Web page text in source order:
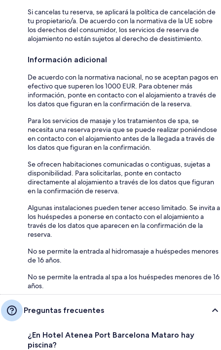
Si cancelas tu reserva, se aplicará la política de cancelación de
tu propietario/a. De acuerdo con la normativa de la UE sobre
los derechos del consumidor, los servicios de reserva de
alojamiento no están sujetos al derecho de desistimiento.
Información adicional
De acuerdo con la normativa nacional, no se aceptan pagos en
efectivo que superen los 1000 EUR. Para obtener más
información, ponte en contacto con el alojamiento a través de
los datos que figuran en la confirmación de la reserva.
Para los servicios de masaje y los tratamientos de spa, se
necesita una reserva previa que se puede realizar poniéndose
en contacto con el alojamiento antes de la llegada a través de
los datos que figuran en la confirmación.
Se ofrecen habitaciones comunicadas o contiguas, sujetas a
disponibilidad. Para solicitarlas, ponte en contacto
directamente al alojamiento a través de los datos que figuran
en la confirmación de reserva.
Algunas instalaciones pueden tener acceso limitado. Se invita a
los huéspedes a ponerse en contacto con el alojamiento a
través de los datos que aparecen en la confirmación de la
reserva.
No se permite la entrada al hidromasaje a huéspedes menores
de 16 años.
No se permite la entrada al spa a los huéspedes menores de 16
años.
Preguntas frecuentes
¿En Hotel Atenea Port Barcelona Mataro hay
piscina?